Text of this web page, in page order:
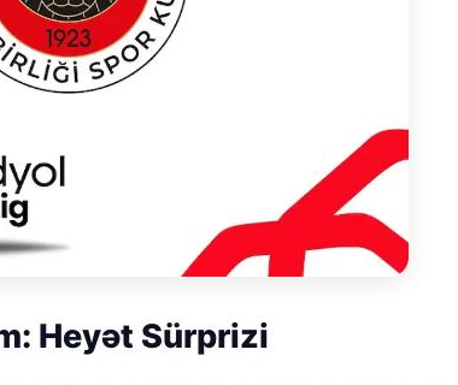
Heyət Sürprizi